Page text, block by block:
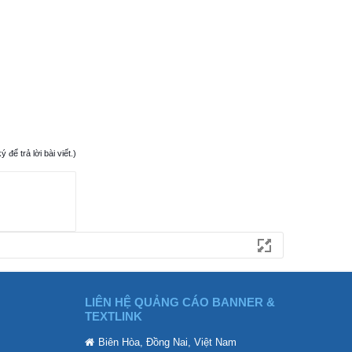
để trả lời bài viết.)
LIÊN HỆ QUẢNG CÁO BANNER &
TEXTLINK
Biên Hòa, Đồng Nai, Việt Nam